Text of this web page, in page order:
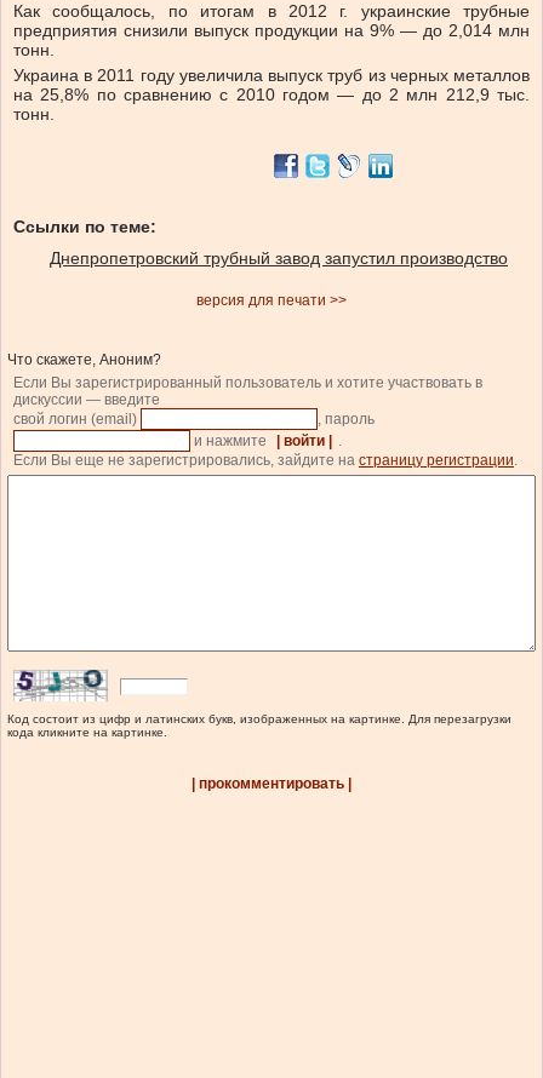
Как сообщалось, по итогам в 2012 г. украинские трубные
предприятия снизили выпуск продукции на 9% — до 2,014 млн
тонн.
Украина в 2011 году увеличила выпуск труб из черных металлов
на 25,8% по сравнению с 2010 годом — до 2 млн 212,9 тыс.
тонн.
Ссылки по теме:
Днепропетровский трубный завод запустил производство
версия для печати >>
Что скажете, Аноним?
Если Вы зарегистрированный пользователь и хотите участвовать в
дискуссии — введите
свой логин (email)
, пароль
и нажмите
| войти |
.
Если Вы еще не зарегистрировались, зайдите на страницу регистрации.
Код состоит из цифр и латинских букв, изображенных на картинке. Для перезагрузки
кода кликните на картинке.
| прокомментировать |